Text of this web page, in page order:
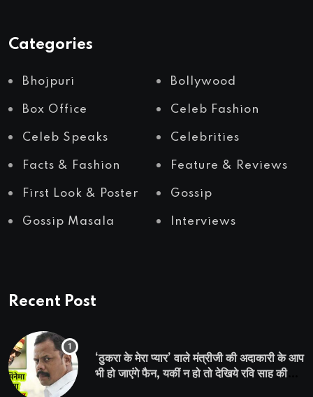
Categories
Bhojpuri Bollywood
Box Office Celeb Fashion
Celeb Speaks Celebrities
Facts & Fashion Feature & Reviews
First Look & Poster Gossip
Gossip Masala Interviews
Recent Post
‘ठुकरा के मेरा प्यार’ वाले मंत्रीजी की अदाकारी के आप
भी हो जाएंगे फैन, यकीं न हो तो देखिये रवि साह की